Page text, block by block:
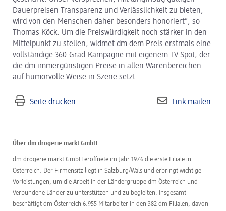
Dauerpreisen Transparenz und Verlässlichkeit zu bieten,
wird von den Menschen daher besonders honoriert“, so
Thomas Köck. Um die Preiswürdigkeit noch stärker in den
Mittelpunkt zu stellen, widmet dm dem Preis erstmals eine
vollständige 360-Grad-Kampagne mit eigenem TV-Spot, der
die dm immergünstigen Preise in allen Warenbereichen
auf humorvolle Weise in Szene setzt.
Seite drucken Link mailen
Über dm drogerie markt GmbH
dm drogerie markt GmbH eröffnete im Jahr 1976 die erste Filiale in
Österreich. Der Firmensitz liegt in Salzburg/Wals und erbringt wichtige
Vorleistungen, um die Arbeit in der Ländergruppe dm Österreich und
Verbundene Länder zu unterstützen und zu begleiten. Insgesamt
beschäftigt dm Österreich 6.955 Mitarbeiter in den 382 dm Filialen, davon